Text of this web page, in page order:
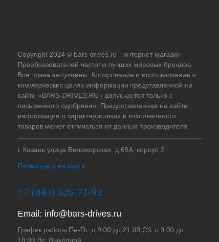
Copyright 2024 © bars-drives.ru - интернет-магазин
Преобразователей частоты лучших мировых брендов.
Все права защищены. Копирование и использование в
коммерческих целях информации представленной на
сайте «BARS-DRIVES.RU» допускается только с
письменного одобрения. Предоставленная на сайте
информация о характеристиках и комплектности
товаров может отличаться от данных производителя
г. Казань улица Беломорская, д.69А, корпус 2
Посмотреть на карте
+7 (843) 526-71-92
Email: info@bars-drives.ru
График работы Пн-Пт: с 9:00 до 21:00 Сб: с 9:00 до
18:00 Вс: Выходной